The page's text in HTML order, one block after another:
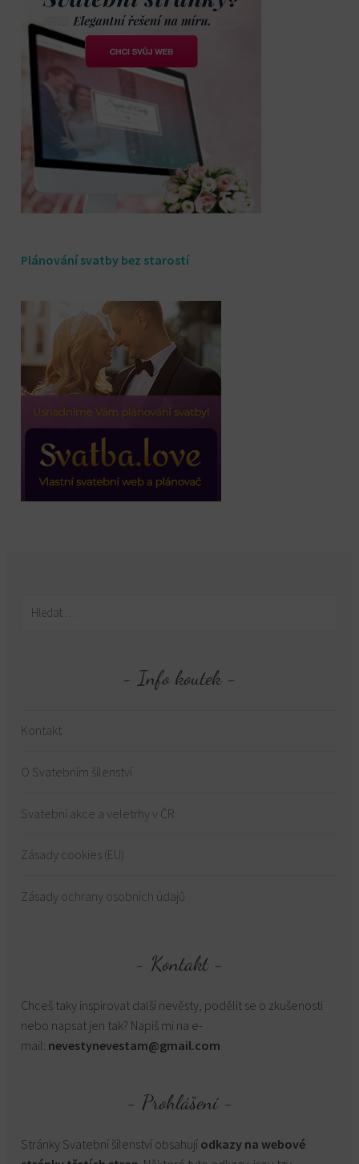
Plánování svatby bez starostí
Info koutek
Kontakt
O Svatebním šílenství
Svatební akce a veletrhy v ČR
Zásady cookies (EU)
Zásady ochrany osobních údajů
Kontakt
Chceš taky inspirovat další nevěsty, podělit se o zkušenosti
nebo napsat jen tak? Napiš mi na e-
mail: nevestynevestam@gmail.com
Prohlášení
Stránky Svatební šílenství obsahují odkazy na webové